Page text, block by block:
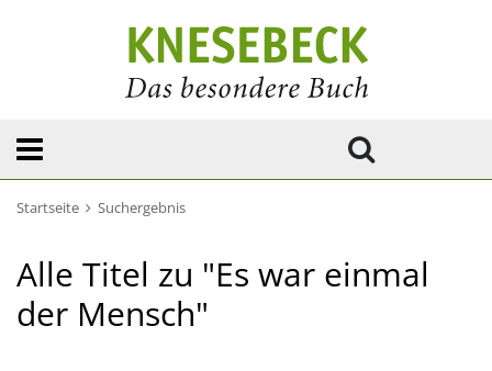
Startseite Suchergebnis
Alle Titel zu "Es war einmal
der Mensch"